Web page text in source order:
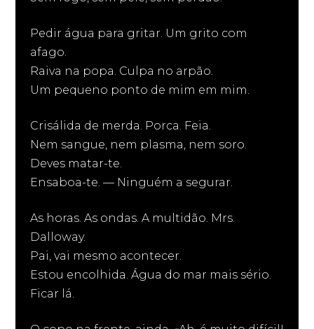
Pedir água para gritar. Um grito com
afago.
Raiva na popa. Culpa no arpão.
Um pequeno ponto de mim em mim.
Crisálida de merda. Porca. Feia.
Nem sangue, nem plasma, nem soro.
Deves matar-te.
Ensaboa-te. — Ninguém a segurar.
As horas. As ondas. A multidão. Mrs.
Dalloway.
Pai, vai mesmo acontecer.
Estou encolhida. Água do mar mais sério.
Ficar lá.